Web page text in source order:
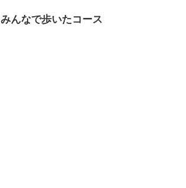
みんなで歩いたコース